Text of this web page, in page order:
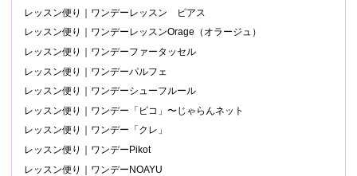
レッスン便り｜ワンデーレッスン ピアス
レッスン便り｜ワンデーレッスンOrage（オラージュ）
レッスン便り｜ワンデーファータッセル
レッスン便り｜ワンデーパルフェ
レッスン便り｜ワンデーシューフルール
レッスン便り｜ワンデー「ピコ」〜じゃらんネット
レッスン便り｜ワンデー「クレ」
レッスン便り｜ワンデーPikot
レッスン便り｜ワンデーNOAYU